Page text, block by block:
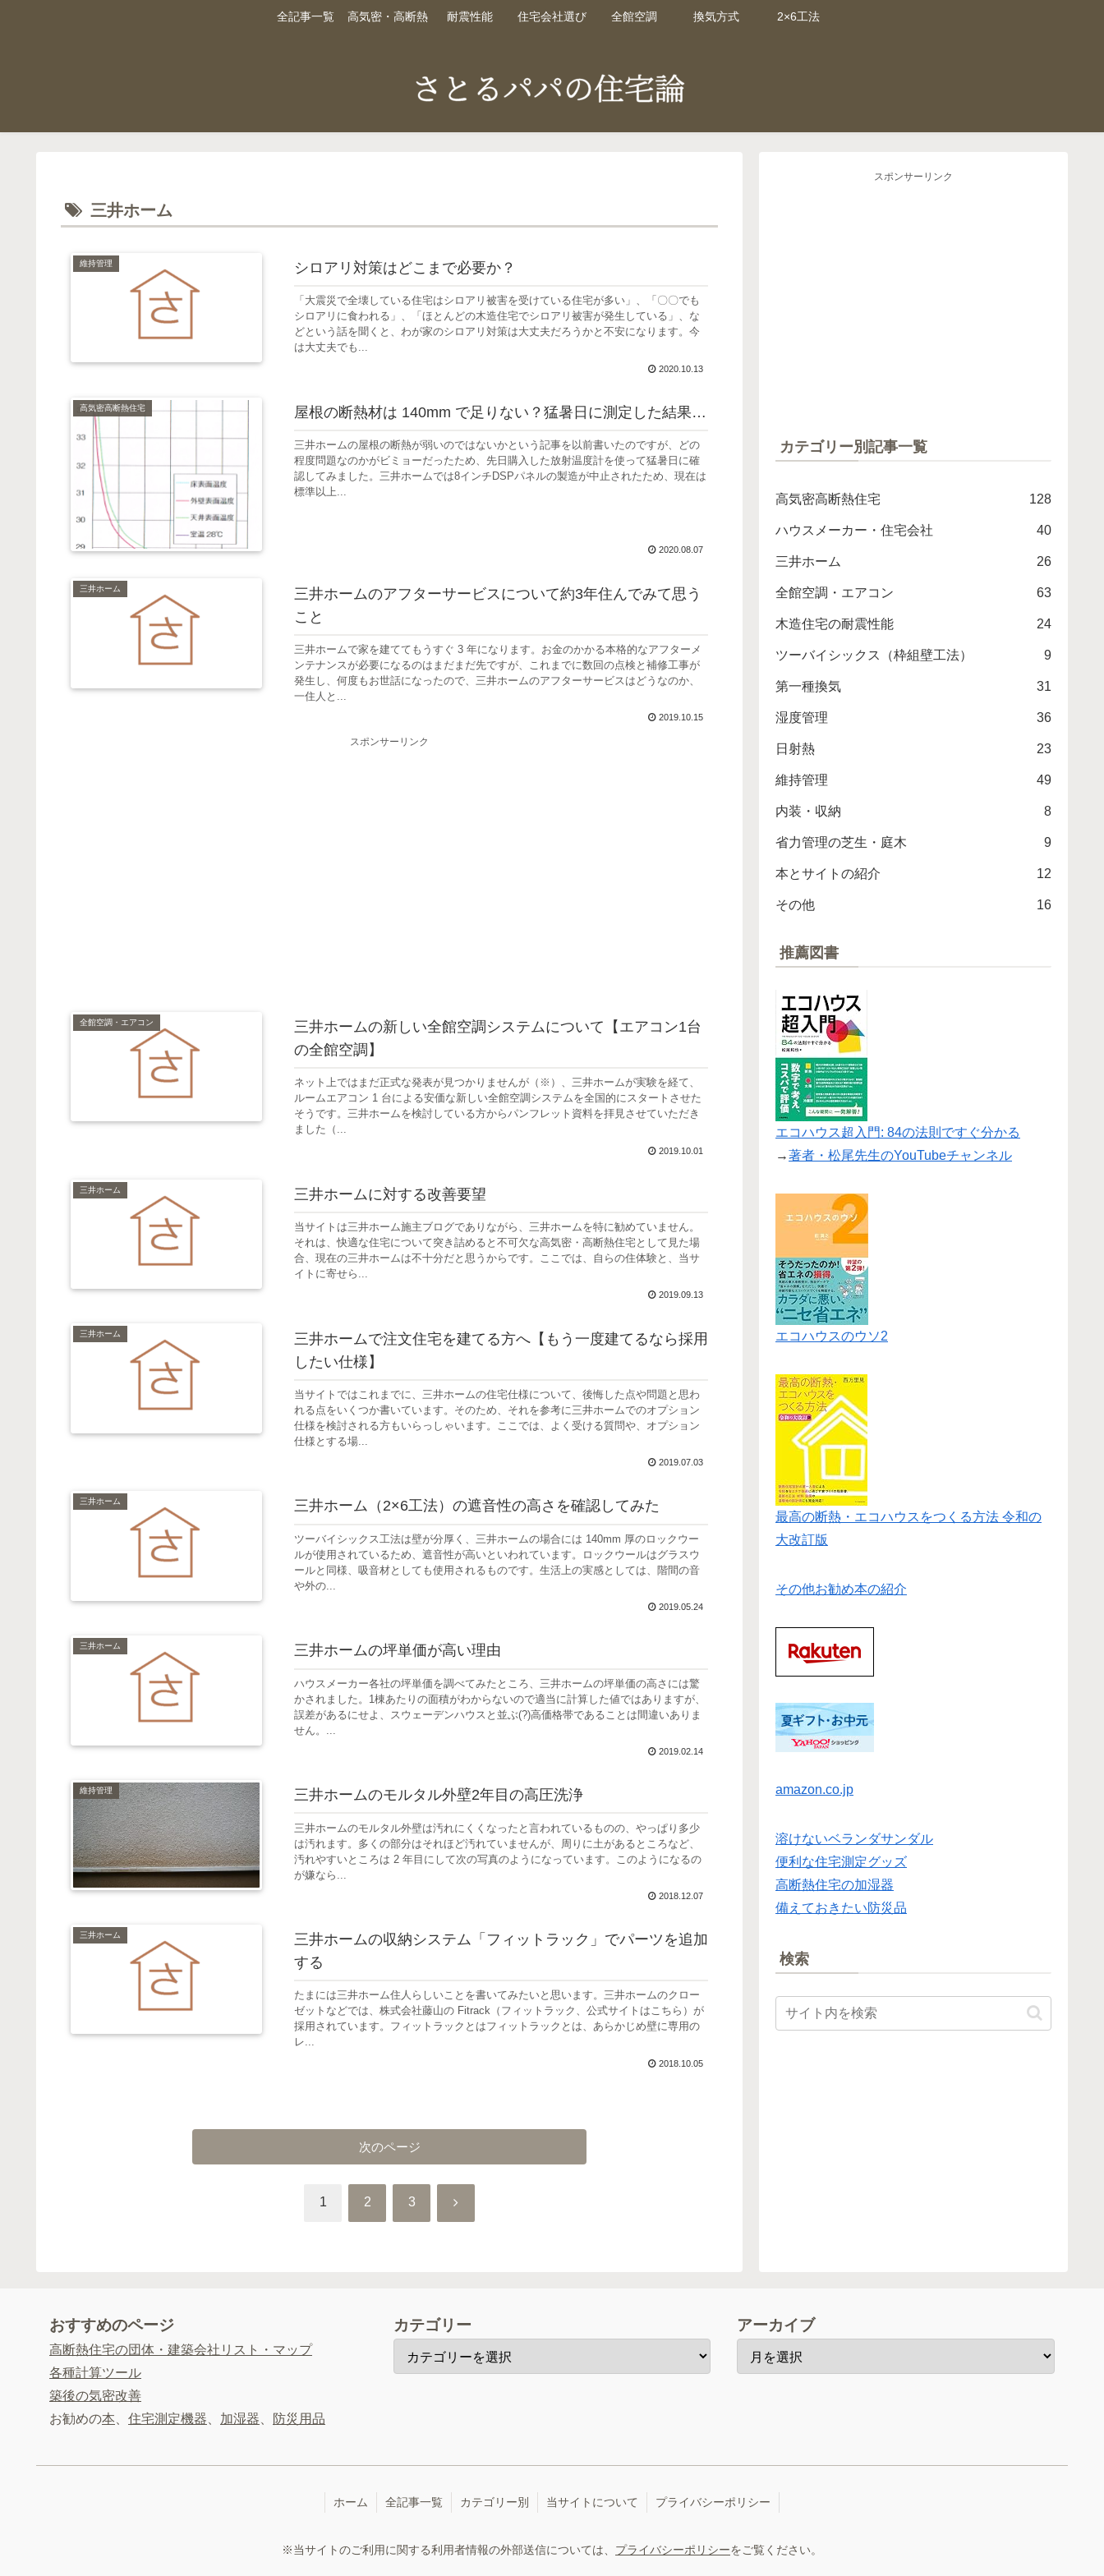
全記事一覧 高気密・高断熱 耐震性能 住宅会社選び 全館空調 換気方式 2×6工法
三井ホーム
維持管理 シロアリ対策はどこまで必要か？
「大震災で全壊している住宅はシロアリ被害を受けている住宅が多い」、「〇〇でも
シロアリに食われる」、「ほとんどの木造住宅でシロアリ被害が発生している」、な
どという話を聞くと、わが家のシロアリ対策は大丈夫だろうかと不安になります。今
は大丈夫でも...
2020.10.13
高気密高断熱住宅 屋根の断熱材は 140mm で足りない？猛暑日に測定した結果…
三井ホームの屋根の断熱が弱いのではないかという記事を以前書いたのですが、どの
程度問題なのかがビミョーだったため、先日購入した放射温度計を使って猛暑日に確
認してみました。三井ホームでは8インチDSPパネルの製造が中止されたため、現在は
標準以上...
2020.08.07
三井ホーム
三井ホームのアフターサービスについて約3年住んでみて思う
こと
三井ホームで家を建ててもうすぐ 3 年になります。お金のかかる本格的なアフターメ
ンテナンスが必要になるのはまだまだ先ですが、これまでに数回の点検と補修工事が
発生し、何度もお世話になったので、三井ホームのアフターサービスはどうなのか、
一住人と...
2019.10.15
スポンサーリンク
全館空調・エアコン
三井ホームの新しい全館空調システムについて【エアコン1台
の全館空調】
ネット上ではまだ正式な発表が見つかりませんが（※）、三井ホームが実験を経て、
ルームエアコン 1 台による安価な新しい全館空調システムを全国的にスタートさせた
そうです。三井ホームを検討している方からパンフレット資料を拝見させていただき
ました（...
2019.10.01
三井ホーム 三井ホームに対する改善要望
当サイトは三井ホーム施主ブログでありながら、三井ホームを特に勧めていません。
それは、快適な住宅について突き詰めると不可欠な高気密・高断熱住宅として見た場
合、現在の三井ホームは不十分だと思うからです。ここでは、自らの住体験と、当サ
イトに寄せら...
2019.09.13
三井ホーム
三井ホームで注文住宅を建てる方へ【もう一度建てるなら採用
したい仕様】
当サイトではこれまでに、三井ホームの住宅仕様について、後悔した点や問題と思わ
れる点をいくつか書いています。そのため、それを参考に三井ホームでのオプション
仕様を検討される方もいらっしゃいます。ここでは、よく受ける質問や、オプション
仕様とする場...
2019.07.03
三井ホーム 三井ホーム（2×6工法）の遮音性の高さを確認してみた
ツーバイシックス工法は壁が分厚く、三井ホームの場合には 140mm 厚のロックウー
ルが使用されているため、遮音性が高いといわれています。ロックウールはグラスウ
ールと同様、吸音材としても使用されるものです。生活上の実感としては、階間の音
や外の...
2019.05.24
三井ホーム 三井ホームの坪単価が高い理由
ハウスメーカー各社の坪単価を調べてみたところ、三井ホームの坪単価の高さには驚
かされました。1棟あたりの面積がわからないので適当に計算した値ではありますが、
誤差があるにせよ、スウェーデンハウスと並ぶ(?)高価格帯であることは間違いありま
せん。...
2019.02.14
維持管理 三井ホームのモルタル外壁2年目の高圧洗浄
三井ホームのモルタル外壁は汚れにくくなったと言われているものの、やっぱり多少
は汚れます。多くの部分はそれほど汚れていませんが、周りに土があるところなど、
汚れやすいところは 2 年目にして次の写真のようになっています。このようになるの
が嫌なら...
2018.12.07
三井ホーム
三井ホームの収納システム「フィットラック」でパーツを追加
する
たまには三井ホーム住人らしいことを書いてみたいと思います。三井ホームのクロー
ゼットなどでは、株式会社藤山の Fitrack（フィットラック、公式サイトはこちら）が
採用されています。フィットラックとはフィットラックとは、あらかじめ壁に専用の
レ...
2018.10.05
次のページ
1 2 3 次
スポンサーリンク
カテゴリー別記事一覧
高気密高断熱住宅 128
ハウスメーカー・住宅会社 40
三井ホーム 26
全館空調・エアコン 63
木造住宅の耐震性能 24
ツーバイシックス（枠組壁工法） 9
第一種換気 31
湿度管理 36
日射熱 23
維持管理 49
内装・収納 8
省力管理の芝生・庭木 9
本とサイトの紹介 12
その他 16
推薦図書
エコハウス超入門: 84の法則ですぐ分かる
→著者・松尾先生のYouTubeチャンネル
エコハウスのウソ2
最高の断熱・エコハウスをつくる方法 令和の
大改訂版
その他お勧め本の紹介
amazon.co.jp
溶けないベランダサンダル
便利な住宅測定グッズ
高断熱住宅の加湿器
備えておきたい防災品
検索
おすすめのページ
高断熱住宅の団体・建築会社リスト・マップ
各種計算ツール
築後の気密改善
お勧めの本 住宅測定機器 加湿器 防災用品
カテゴリー アーカイブ
ホーム 全記事一覧 カテゴリー別 当サイトについて プライバシーポリシー
※当サイトのご利用に関する利用者情報の外部送信については、 プライバシーポリシーをご覧ください。